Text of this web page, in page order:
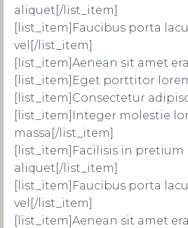
aliquet[/list_item]
[list_item]Faucibus porta
vel[/list_item]
[list_item]Aenean sit amet
[list_item]Eget porttitor
[list_item]Consectetur
[list_item]Integer molestie
massa[/list_item]
[list_item]Facilisis in pretium
aliquet[/list_item]
[list_item]Faucibus porta
vel[/list_item]
[list_item]Aenean sit amet